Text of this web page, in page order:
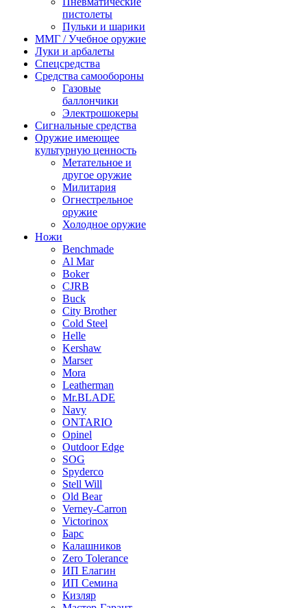
пистолеты
Пульки и шарики
ММГ / Учебное оружие
Луки и арбалеты
Спецсредства
Средства самообороны
Газовые
баллончики
Электрошокеры
Сигнальные средства
Оружие имеющее
культурную ценность
Метательное и
другое оружие
Милитария
Огнестрельное
оружие
Холодное оружие
Ножи
Benchmade
Al Mar
Boker
CJRB
Buck
City Brother
Cold Steel
Helle
Kershaw
Marser
Mora
Leatherman
Mr.BLADE
Navy
ONTARIO
Opinel
Outdoor Edge
SOG
Spyderco
Stell Will
Old Bear
Verney-Carron
Victorinox
Барс
Калашников
Zero Tolerance
ИП Елагин
ИП Семина
Кизляр